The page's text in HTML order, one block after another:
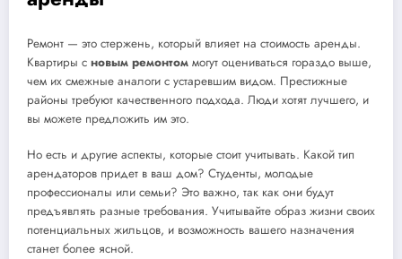
Ремонт — это стержень, который влияет на стоимость аренды.
Квартиры с новым ремонтом могут оцениваться гораздо выше,
чем их смежные аналоги с устаревшим видом. Престижные
районы требуют качественного подхода. Люди хотят лучшего, и
вы можете предложить им это.
Но есть и другие аспекты, которые стоит учитывать. Какой тип
арендаторов придет в ваш дом? Студенты, молодые
профессионалы или семьи? Это важно, так как они будут
предъявлять разные требования. Учитывайте образ жизни своих
потенциальных жильцов, и возможность вашего назначения
станет более ясной.